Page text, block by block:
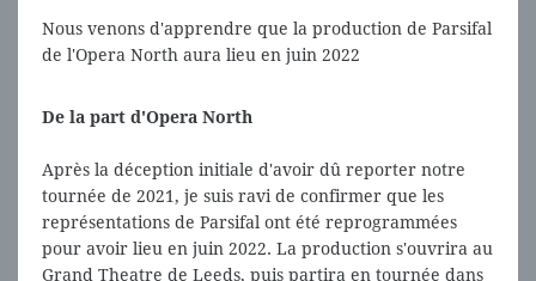
Nous venons d'apprendre que la production de Parsifal
de l'Opera North aura lieu en juin 2022
De la part d'Opera North
Après la déception initiale d'avoir dû reporter notre
tournée de 2021, je suis ravi de confirmer que les
représentations de Parsifal ont été reprogrammées
pour avoir lieu en juin 2022. La production s'ouvrira au
Grand Theatre de Leeds, puis partira en tournée dans